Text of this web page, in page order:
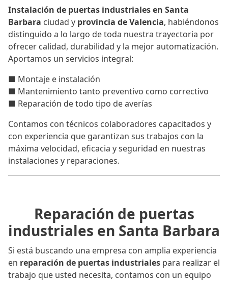
Instalación de puertas industriales en Santa
Barbara ciudad y provincia de Valencia, habiéndonos
distinguido a lo largo de toda nuestra trayectoria por
ofrecer calidad, durabilidad y la mejor automatización.
Aportamos un servicios integral:
■ Montaje e instalación
■ Mantenimiento tanto preventivo como correctivo
■ Reparación de todo tipo de averías
Contamos con técnicos colaboradores capacitados y
con experiencia que garantizan sus trabajos con la
máxima velocidad, eficacia y seguridad en nuestras
instalaciones y reparaciones.
Reparación de puertas
industriales en Santa Barbara
Si está buscando una empresa con amplia experiencia
en reparación de puertas industriales para realizar el
trabajo que usted necesita, contamos con un equipo